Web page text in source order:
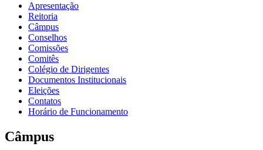
Apresentação
Reitoria
Câmpus
Conselhos
Comissões
Comitês
Colégio de Dirigentes
Documentos Institucionais
Eleições
Contatos
Horário de Funcionamento
Câmpus